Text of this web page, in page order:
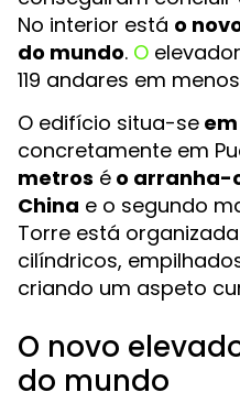
No interior está o
do mundo. O
119 andares em
O edifício situa-se
concretamente em
metros é o arranha-
China e o segundo
Torre está
cilíndricos,
criando um aspeto
O novo
do mundo